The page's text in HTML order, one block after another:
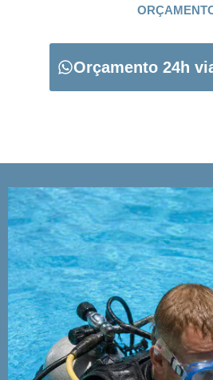
Orçamento 24h